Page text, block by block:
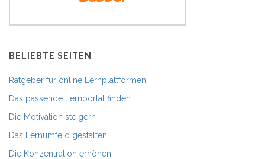
BELIEBTE SEITEN
Ratgeber für online Lernplattformen
Das passende Lernportal finden
Die Motivation steigern
Das Lernumfeld gestalten
Die Konzentration erhöhen